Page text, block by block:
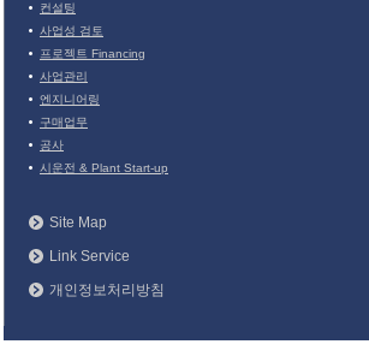
컨설팅
사업성 검토
프로젝트 Financing
사업관리
엔지니어링
구매업무
공사
시운전 & Plant Start-up
Site Map
Link Service
개인정보처리방침